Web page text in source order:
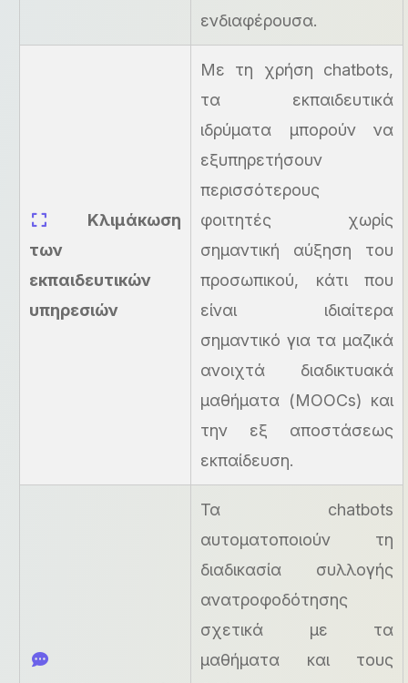
ενδιαφέρουσα.
Κλιμάκωση
των
εκπαιδευτικών
υπηρεσιών
Με τη χρήση chatbots,
τα εκπαιδευτικά
ιδρύματα μπορούν να
εξυπηρετήσουν
περισσότερους
φοιτητές χωρίς
σημαντική αύξηση του
προσωπικού, κάτι που
είναι ιδιαίτερα
σημαντικό για τα μαζικά
ανοιχτά διαδικτυακά
μαθήματα (MOOCs) και
την εξ αποστάσεως
εκπαίδευση.
Τα chatbots
αυτοματοποιούν τη
διαδικασία συλλογής
ανατροφοδότησης
σχετικά με τα
μαθήματα και τους